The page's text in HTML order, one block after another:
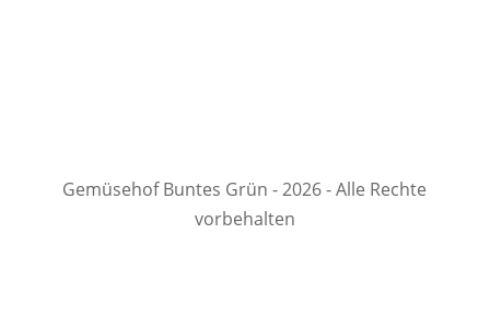
Gemüsehof Buntes Grün - 2026 - Alle Rechte
vorbehalten